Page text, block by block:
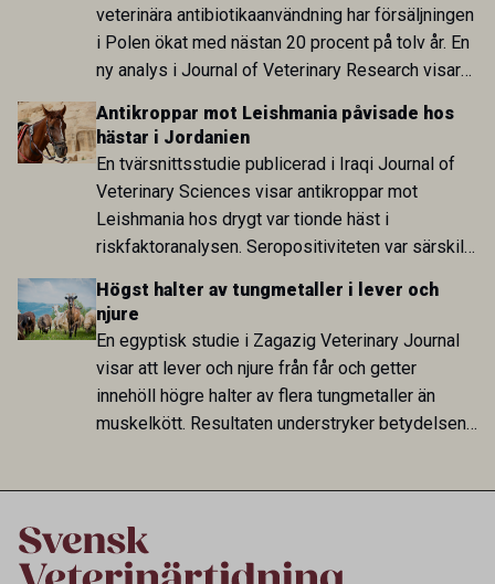
veterinära antibiotikaanvändning har försäljningen
i Polen ökat med nästan 20 procent på tolv år. En
ny analys i Journal of Veterinary Research visar
att skillnaden mot lågförbrukarländer som
Sverige är fortsatt stor.
Antikroppar mot Leishmania påvisade hos
hästar i Jordanien
En tvärsnittsstudie publicerad i Iraqi Journal of
Veterinary Sciences visar antikroppar mot
Leishmania hos drygt var tionde häst i
riskfaktoranalysen. Seropositiviteten var särskilt
hög i Zarqa och statistiskt kopplad till bland
annat stallhållning. Resultaten visar att hästarna
har exponerats för parasiten – men inte att de
fungerar som reservoarer eller bidrar till
smittspridning.
Högst halter av tungmetaller i lever och
njure
En egyptisk studie i Zagazig Veterinary Journal
visar att lever och njure från får och getter
innehöll högre halter av flera tungmetaller än
muskelkött. Resultaten understryker betydelsen